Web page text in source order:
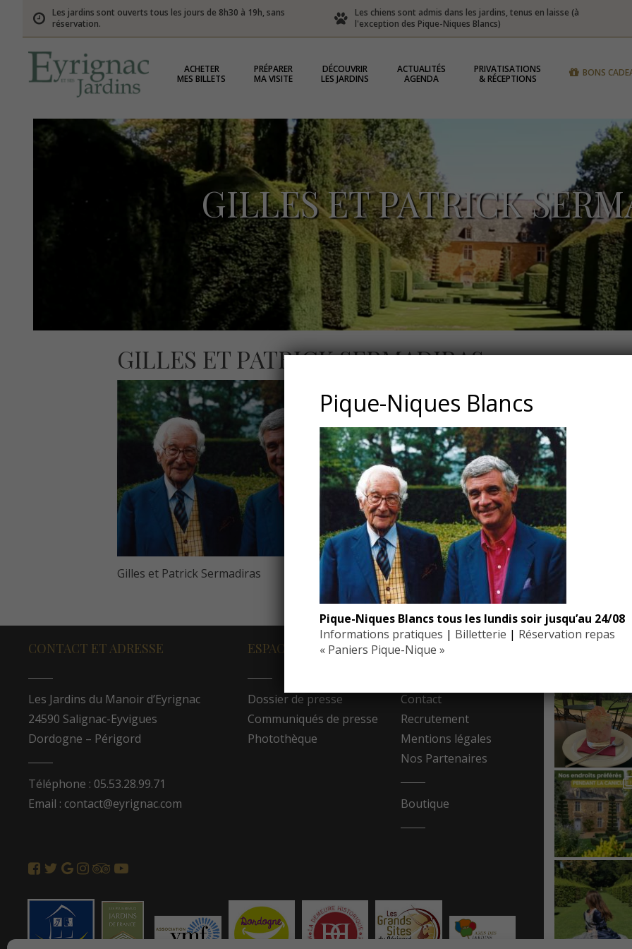
Les jardins sont ouverts tous les jours de 8h30 à 19h, sans
réservation.
Les chiens sont admis dans les jardins, tenus en laisse (à
l'exception des Pique-Niques Blancs)
ACHETER
MES BILLETS
PRÉPARER
MA VISITE
DÉCOUVRIR
LES JARDINS
ACTUALITÉS
AGENDA
PRIVATISATIONS
& RÉCEPTIONS
BONS
GILLES ET PATRICK
GILLES ET PATRICK SERMADIRAS
Gilles et Patrick Sermadiras
CONTACT ET ADRESSE
Les Jardins du Manoir d’Eyrignac
24590 Salignac-Eyvigues
Dordogne – Périgord
Téléphone : 05.53.28.99.71
Email : contact@eyrignac.com
ESPACE PRESSE
Dossier de presse
Communiqués de presse
Photothèque
Contact
Recrutement
Mentions légales
Nos Partenaires
Boutique
Pique-Niques Blancs
Pique-Niques Blancs tous les lundis soir jusqu’au 24/08
Informations pratiques | Billetterie | Réservation repas
« Paniers Pique-Nique »